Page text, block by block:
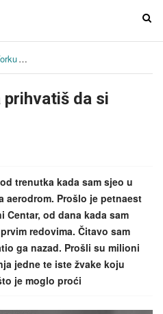
T
prihvatiš da si
trenutka kada sam sjeo u
aerodrom. Prošlo je petnaest
od dana kada sam
redovima. Čitavo sam
ga nazad. Prošli su milioni
jedne te iste žvake koju
je moglo proći